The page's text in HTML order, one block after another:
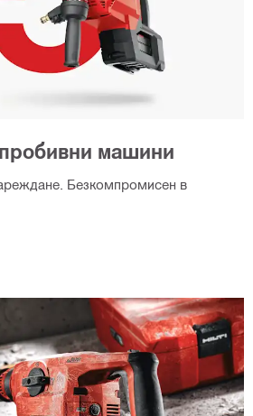
машини
Безкомпромисен в